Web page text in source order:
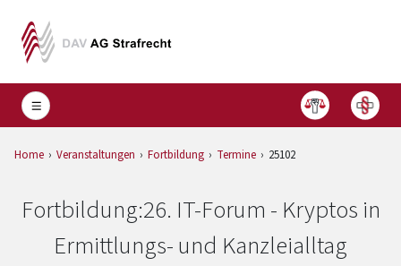
Home Veranstaltungen Fortbildung Termine 25102
Fortbildung:26. IT-Forum - Kryptos in
Ermittlungs- und Kanzleialltag